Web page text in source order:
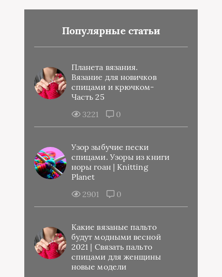
Популярные статьи
Планета вязания.
Вязание для новичков
спицами и крючком-
Часть 25
3221
0
Узор зыбучие пески
спицами. Узоры из книги
норы гоан | Knitting
Planet
2901
0
Какие вязаные пальто
будут модными весной
2021 | Связать пальто
спицами для женщины
новые модели